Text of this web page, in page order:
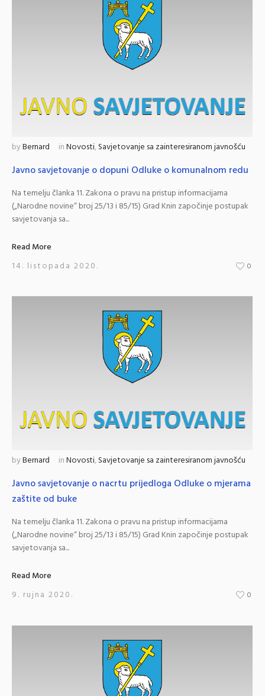
byBernard inNovosti,Savjetovanje sa zainteresiranom javnošću
Javno savjetovanje o dopuni Odluke o komunalnom redu
Na temelju članka 11. Zakona o pravu na pristup informacijama
(„Narodne novine“ broj 25/13 i 85/15) Grad Knin započinje postupak
savjetovanja sa...
Read More
14. listopada 2020.
0
byBernard inNovosti,Savjetovanje sa zainteresiranom javnošću
Javno savjetovanje o nacrtu prijedloga Odluke o mjerama
zaštite od buke
Na temelju članka 11. Zakona o pravu na pristup informacijama
(„Narodne novine“ broj 25/13 i 85/15) Grad Knin započinje postupak
savjetovanja sa...
Read More
9. rujna 2020.
0